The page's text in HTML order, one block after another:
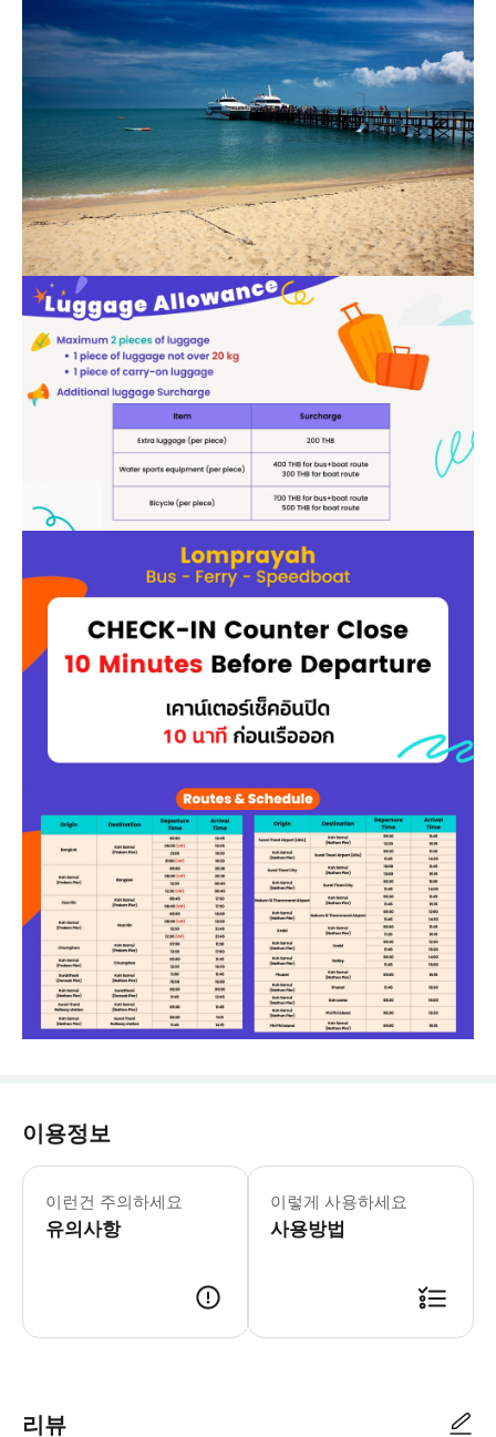
이용정보
이런건 주의하세요
유의사항
- 수하물 정보 * 1인당 최대 표준 수하
- 이용요건 * 만 0-1세는 무료로 본
- 추가정보 * 반려동물 동반은 불가
- 예약확정 * 영업일 기준 1일 이내에
- 고지 * 필수 사항은 아니나, 이용 날
이렇게 사용하세요
사용방법
리뷰